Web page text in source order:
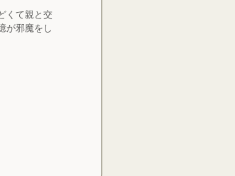
くて親と交
が邪魔をし